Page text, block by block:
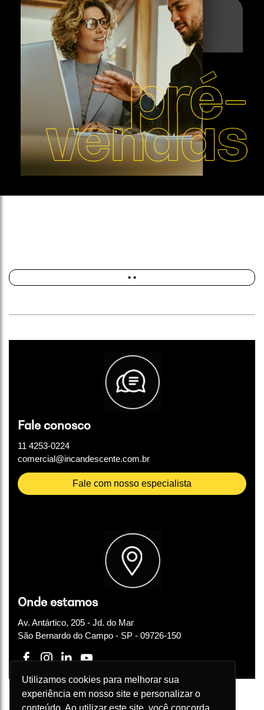
Utilizamos cookies para melhorar sua
experiência em nosso site e personalizar o
• •
Fale conosco
11 4253-0224
comercial@incandescente.com.br
Fale com nosso especialista
Onde estamos
Av. Antártico, 205 - Jd. do Mar
São Bernardo do Campo - SP - 09726-150